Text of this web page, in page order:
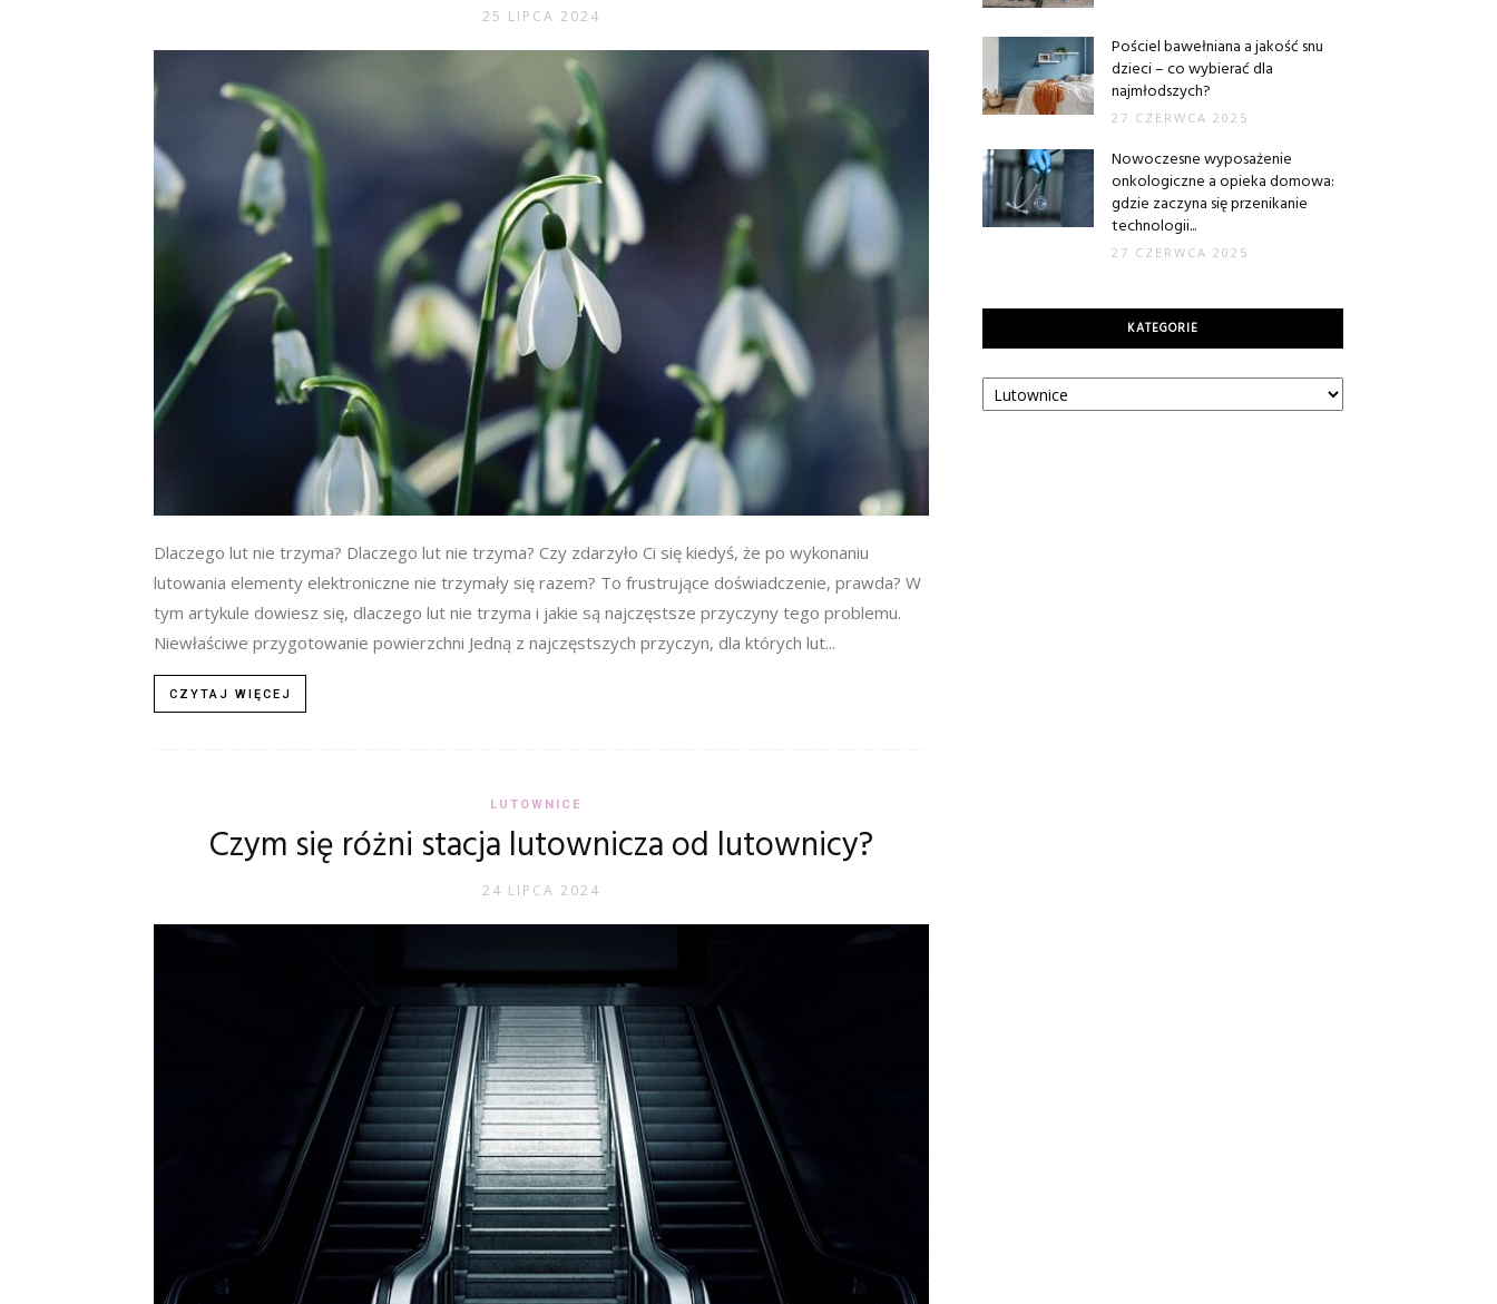
25 LIPCA 2024
Dlaczego lut nie trzyma? Dlaczego lut nie trzyma? Czy zdarzyło Ci się kiedyś, że po wykonaniu
lutowania elementy elektroniczne nie trzymały się razem? To frustrujące doświadczenie, prawda? W
tym artykule dowiesz się, dlaczego lut nie trzyma i jakie są najczęstsze przyczyny tego problemu.
Niewłaściwe przygotowanie powierzchni Jedną z najczęstszych przyczyn, dla których lut...
CZYTAJ WIĘCEJ
LUTOWNICE
Czym się różni stacja lutownicza od lutownicy?
24 LIPCA 2024
Pościel bawełniana a jakość snu
dzieci – co wybierać dla
najmłodszych?
27 CZERWCA 2025
Nowoczesne wyposażenie
onkologiczne a opieka domowa:
gdzie zaczyna się przenikanie
technologii...
27 CZERWCA 2025
KATEGORIE
Kategorie